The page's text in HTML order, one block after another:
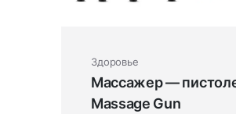
Здоровье
Массажер —
Massage Gun